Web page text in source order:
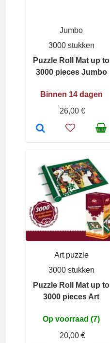
Jumbo
3000 stukken
Puzzle Roll Mat up to
3000 pieces Jumbo
Binnen 14 dagen
26,00 €
Art puzzle
3000 stukken
Puzzle Roll Mat up to
3000 pieces Art
Op voorraad (7)
20,00 €